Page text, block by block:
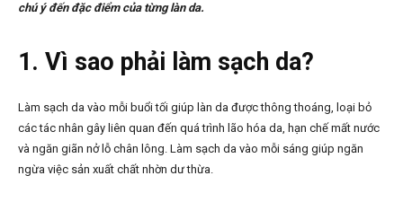
chú ý đến đặc điểm của từng làn da.
1. Vì sao phải làm sạch da?
Làm sạch da vào mỗi buổi tối giúp làn da được thông thoáng, loại bỏ
các tác nhân gây liên quan đến quá trình lão hóa da, hạn chế mất nước
và ngăn giãn nở lỗ chân lông. Làm sạch da vào mỗi sáng giúp ngăn
ngừa việc sản xuất chất nhờn dư thừa.